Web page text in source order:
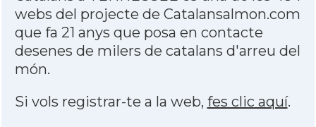
webs del projecte de Catalansalmon.com
que fa 21 anys que posa en contacte
desenes de milers de catalans d'arreu del
món.
Si vols registrar-te a la web, fes clic aquí.